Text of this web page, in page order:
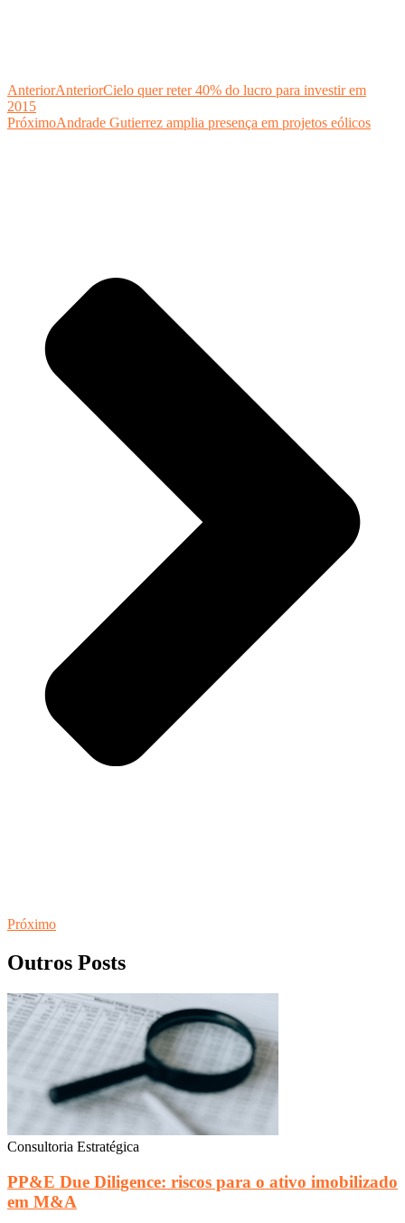
AnteriorAnteriorCielo quer reter 40% do lucro para investir em
2015
PróximoAndrade Gutierrez amplia presença em projetos eólicos
Próximo
Outros Posts
Consultoria Estratégica
PP&E Due Diligence: riscos para o ativo imobilizado
em M&A